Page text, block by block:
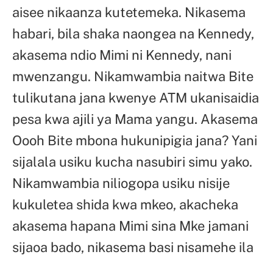
aisee nikaanza kutetemeka. Nikasema
habari, bila shaka naongea na Kennedy,
akasema ndio Mimi ni Kennedy, nani
mwenzangu. Nikamwambia naitwa Bite
tulikutana jana kwenye ATM ukanisaidia
pesa kwa ajili ya Mama yangu. Akasema
Oooh Bite mbona hukunipigia jana? Yani
sijalala usiku kucha nasubiri simu yako.
Nikamwambia niliogopa usiku nisije
kukuletea shida kwa mkeo, akacheka
akasema hapana Mimi sina Mke jamani
sijaoa bado, nikasema basi nisamehe ila